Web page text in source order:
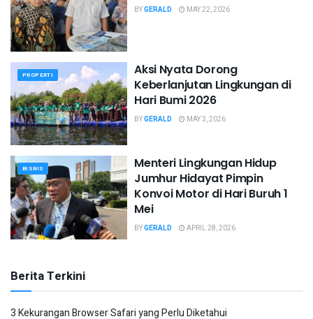
BYGERALD MAY 22, 2026
PROPERTI
Aksi Nyata Dorong
Keberlanjutan Lingkungan di
Hari Bumi 2026
BYGERALD MAY 3, 2026
BISNIS
Menteri Lingkungan Hidup
Jumhur Hidayat Pimpin
Konvoi Motor di Hari Buruh 1
Mei
BYGERALD APRIL 28, 2026
Berita Terkini
3 Kekurangan Browser Safari yang Perlu Diketahui